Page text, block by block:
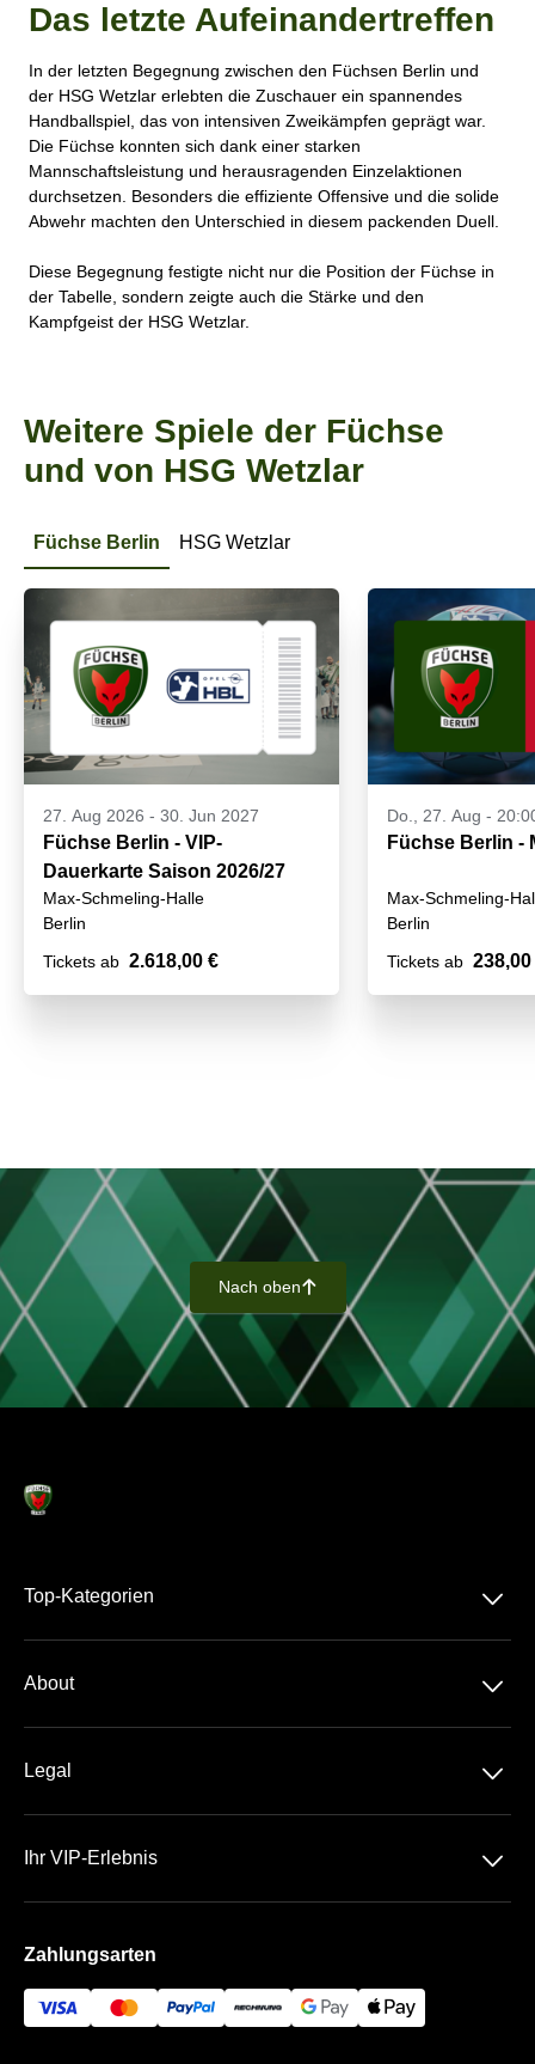
Das letzte Aufeinandertreffen
In der letzten Begegnung zwischen den Füchsen Berlin und
der HSG Wetzlar erlebten die Zuschauer ein spannendes
Handballspiel, das von intensiven Zweikämpfen geprägt war.
Die Füchse konnten sich dank einer starken
Mannschaftsleistung und herausragenden Einzelaktionen
durchsetzen. Besonders die effiziente Offensive und die solide
Abwehr machten den Unterschied in diesem packenden Duell.
Diese Begegnung festigte nicht nur die Position der Füchse in
der Tabelle, sondern zeigte auch die Stärke und den
Kampfgeist der HSG Wetzlar.
Weitere Spiele der Füchse
und von HSG Wetzlar
Füchse Berlin HSG Wetzlar
27. Aug 2026 - 30. Jun 2027
Füchse Berlin - VIP-
Dauerkarte Saison 2026/27
Max-Schmeling-Halle
Berlin
Tickets ab 2.618,00 €
Do., 27. Aug -
Füchse Berlin -
Max-Schmeling-
Berlin
Tickets ab 238,00
Nach oben􀄨
Top-Kategorien 􀆈
DHB-Pokal
About 􀆈
Team
Legal 􀆈
Ihr VIP-Erlebnis 􀆈
Zahlungsarten